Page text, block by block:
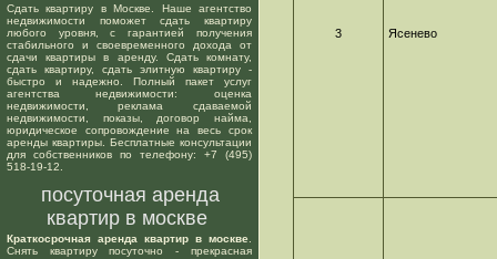
Сдать квартиру в Москве. Наше агентство
недвижимости поможет сдать квартиру
любого уровня, с гарантией получения
стабильного и своевременного дохода от
сдачи квартиры в аренду. Сдать комнату,
сдать квартиру, сдать элитную квартиру -
быстро и надежно. Полный пакет услуг
агентства недвижимости: оценка
недвижимости, реклама сдаваемой
недвижимости, показы, договор найма,
юридическое сопровождение на весь срок
аренды квартиры. Бесплатные консультации
для собственников по телефону: +7 (495)
518-19-12.
посуточная аренда
квартир в москве
Краткосрочная аренда квартир в москве
Снять квартиру посуточно - прекрасная
3 Ясенево